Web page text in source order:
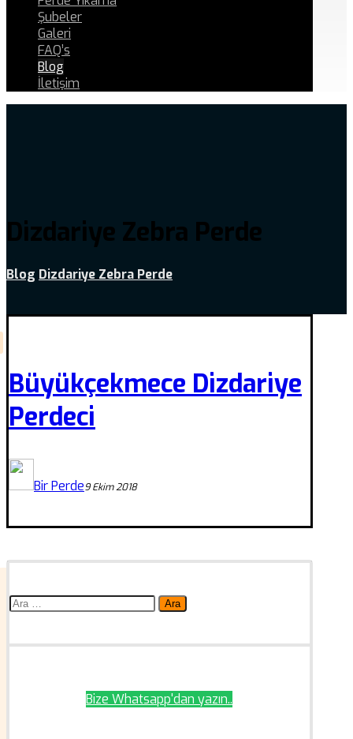
Şubeler
Galeri
FAQ’s
Blog
İletişim
Dizdariye Zebra Perde
Blog Dizdariye Zebra Perde
Büyükçekmece Dizdariye
Perdeci
Bir Perde9 Ekim 2018
Arama:
Bize Whatsapp'dan yazın..